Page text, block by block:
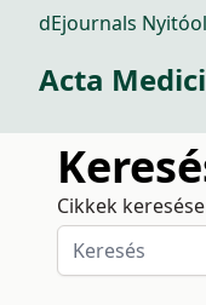
dEjournals
Acta
Cikkek keresése